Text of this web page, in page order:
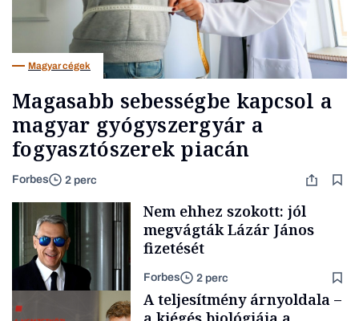
Magyar cégek
Magasabb sebességbe kapcsol a
magyar gyógyszergyár a
fogyasztószerek piacán
Forbes 2 perc
Nem ehhez szokott: jól
megvágták Lázár János
fizetését
Forbes 2 perc
A teljesítmény árnyoldala –